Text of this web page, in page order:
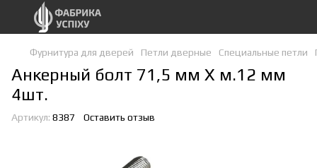
Фурнитура для дверей Петли дверные Специальные петли
Анкерный болт 71,5 мм Х м.12 мм
4шт.
Артикул: 8387 Оставить отзыв